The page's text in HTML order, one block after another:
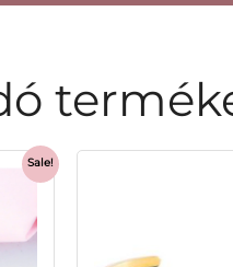
Sale!